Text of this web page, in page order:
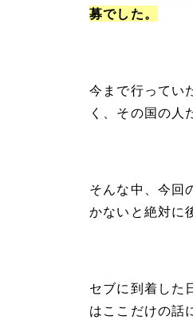
募でした。
今まで行ってい
く、その国の人
そんな中、今回
かないと絶対に
セブに到着した
はここだけの話